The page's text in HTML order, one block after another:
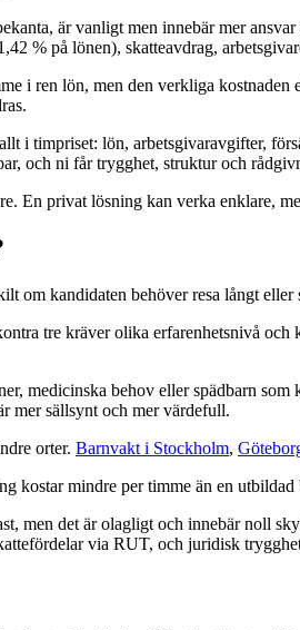
är vanligt men innebär mer
% på lönen), skatteavdrag,
i ren lön, men den verkliga
i timpriset: lön, arbetsgivaravgifter,
och ni får trygghet, struktur och
En privat lösning kan verka enklare,
om kandidaten behöver resa långt
tre kräver olika erfarenhetsnivå
medicinska behov eller spädbarn
mer sällsynt och mer värdefull.
orter. Barnvakt i Stockholm,
kostar mindre per timme än en
men det är olagligt och innebär noll
via RUT, och juridisk